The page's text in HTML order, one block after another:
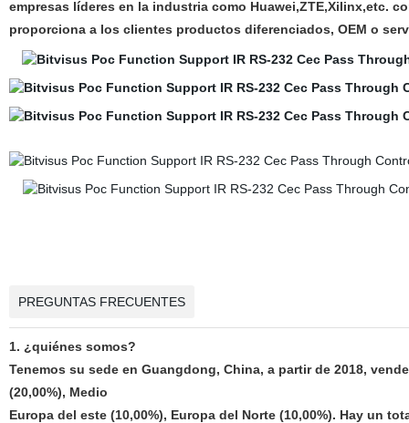
empresas líderes en la industria como Huawei,ZTE,Xilinx,etc.
proporciona a los clientes productos diferenciados, OEM o
PREGUNTAS FRECUENTES
1. ¿quiénes somos?
Tenemos su sede en Guangdong, China, a partir de 2018,
(20,00%), Medio
Europa del este (10,00%), Europa del Norte (10,00%). Hay un